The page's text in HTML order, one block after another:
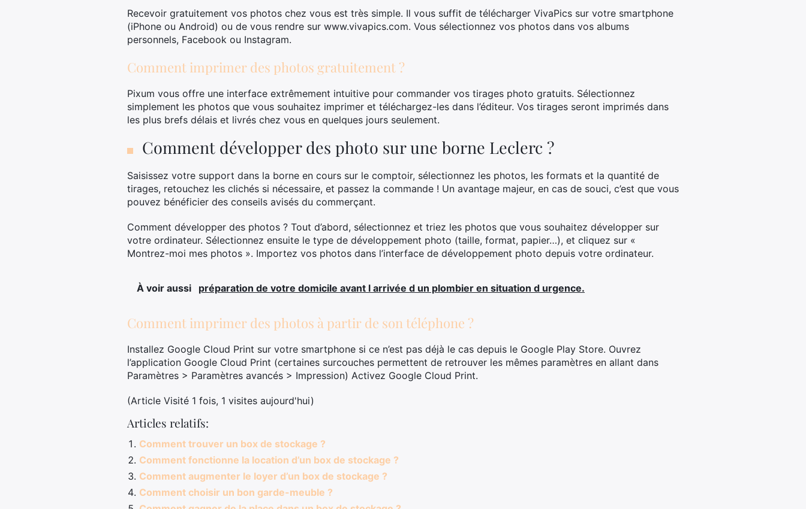
Recevoir gratuitement vos photos chez vous est très simple. Il vous suffit de télécharger VivaPics sur votre smartphone
(iPhone ou Android) ou de vous rendre sur www.vivapics.com. Vous sélectionnez vos photos dans vos albums
personnels, Facebook ou Instagram.
Comment imprimer des photos gratuitement ?
Pixum vous offre une interface extrêmement intuitive pour commander vos tirages photo gratuits. Sélectionnez
simplement les photos que vous souhaitez imprimer et téléchargez-les dans l’éditeur. Vos tirages seront imprimés dans
les plus brefs délais et livrés chez vous en quelques jours seulement.
Comment développer des photo sur une borne Leclerc ?
Saisissez votre support dans la borne en cours sur le comptoir, sélectionnez les photos, les formats et la quantité de
tirages, retouchez les clichés si nécessaire, et passez la commande ! Un avantage majeur, en cas de souci, c’est que vous
pouvez bénéficier des conseils avisés du commerçant.
Comment développer des photos ? Tout d’abord, sélectionnez et triez les photos que vous souhaitez développer sur
votre ordinateur. Sélectionnez ensuite le type de développement photo (taille, format, papier…), et cliquez sur «
Montrez-moi mes photos ». Importez vos photos dans l’interface de développement photo depuis votre ordinateur.
À voir aussi préparation de votre domicile avant l arrivée d un plombier en situation d urgence.
Comment imprimer des photos à partir de son téléphone ?
Installez Google Cloud Print sur votre smartphone si ce n’est pas déjà le cas depuis le Google Play Store. Ouvrez
l’application Google Cloud Print (certaines surcouches permettent de retrouver les mêmes paramètres en allant dans
Paramètres > Paramètres avancés > Impression) Activez Google Cloud Print.
(Article Visité 1 fois, 1 visites aujourd'hui)
Articles relatifs:
Comment trouver un box de stockage ?
Comment fonctionne la location d’un box de stockage ?
Comment augmenter le loyer d’un box de stockage ?
Comment choisir un bon garde-meuble ?